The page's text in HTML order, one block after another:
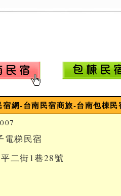
網-台南民宿商旅-台南包棟民
電梯民宿
二街1巷28號